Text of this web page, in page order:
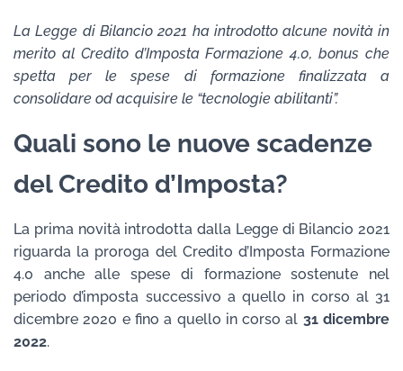
L
E
La Legge di Bilancio 2021 ha introdotto alcune novità in
merito al Credito d’Imposta Formazione 4.0, bonus che
spetta per le spese di formazione finalizzata a
consolidare od acquisire le “tecnologie abilitanti”.
Quali sono le nuove scadenze
del Credito d’Imposta?
La prima novità introdotta dalla Legge di Bilancio 2021
riguarda la proroga del Credito d’Imposta Formazione
4.0 anche alle spese di formazione sostenute nel
periodo d’imposta successivo a quello in corso al 31
dicembre 2020 e fino a quello in corso al 31 dicembre
2022.